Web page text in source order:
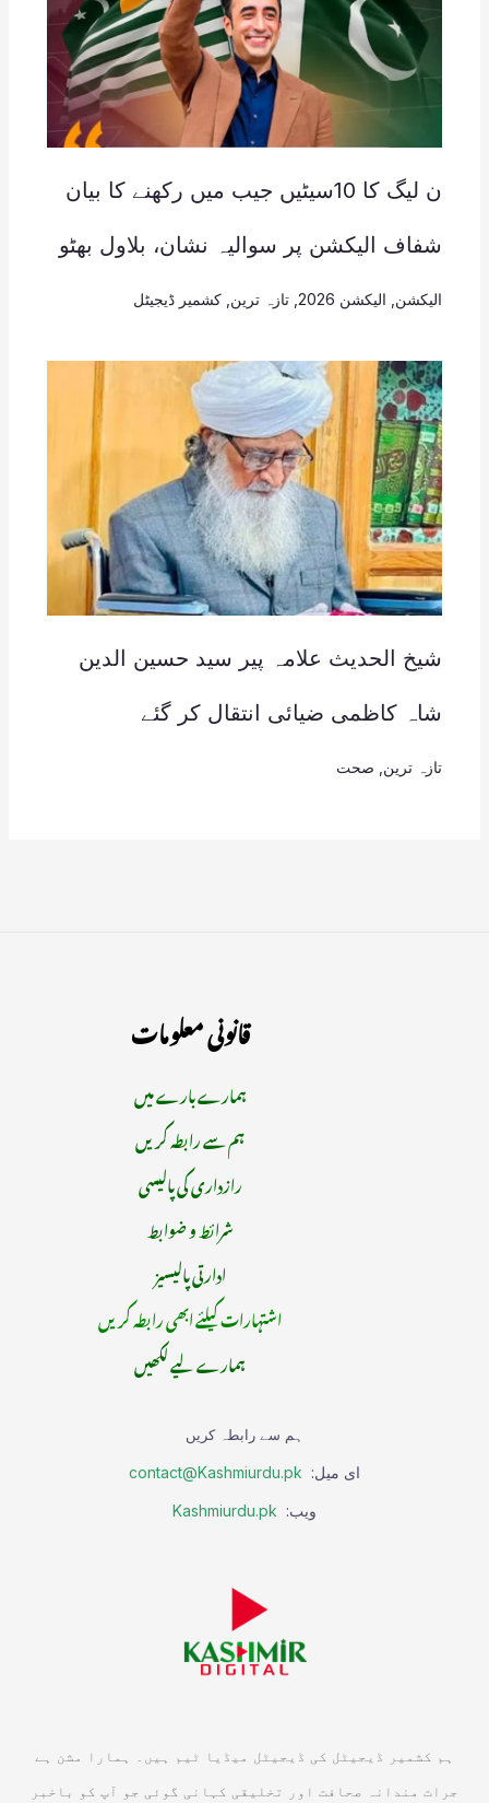
ن لیگ کا 10سیٹیں جیب میں رکھنے کا بیان
شفاف الیکشن پر سوالیہ نشان، بلاول بھٹو
الیکشن الیکشن 2026 , تازہ ترین کشمیر ڈیجیٹل
شیخ الحدیث علامہ پیر سید حسین الدین
شاہ کاظمی ضیائی انتقال کر گئے
تازہ ترین صحت
قانونی معلومات
ہمارے بارے میں
ہم سے رابطہ کریں
رازداری کی پالیسی
شرائط و ضوابط
ادارتی پالیسیز
اشتہارات کیلئے ابھی رابطہ کریں
ہمارے لیے لکھیں
ہم سے رابطہ کریں
ای میل: contact@Kashmiurdu.pk
ویب: Kashmiurdu.pk
ہم کشمیر ڈیجیٹل کی ڈیجیٹل میڈیا ٹیم ہیں۔ ہمارا مشن ہے
جرات مندانہ صحافت اور تخلیقی کہانی گوئی جو آپ کو باخبر